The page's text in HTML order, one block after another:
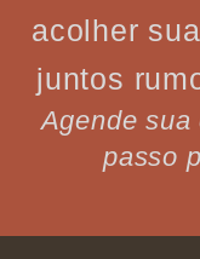
acolher
juntos
Agende
passo